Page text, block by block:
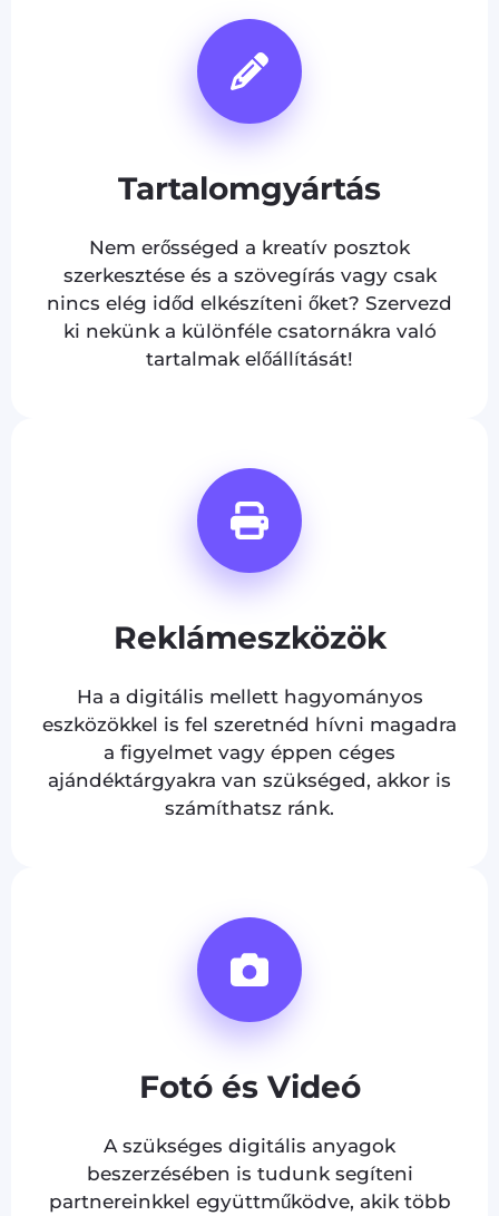
Tartalomgyártás
Nem erősséged a kreatív posztok
szerkesztése és a szövegírás vagy csak
nincs elég időd elkészíteni őket? Szervezd
ki nekünk a különféle csatornákra való
tartalmak előállítását!
Reklámeszközök
Ha a digitális mellett hagyományos
eszközökkel is fel szeretnéd hívni magadra
a figyelmet vagy éppen céges
ajándéktárgyakra van szükséged, akkor is
számíthatsz ránk.
Fotó és Videó
A szükséges digitális anyagok
beszerzésében is tudunk segíteni
partnereinkkel együttműködve, akik több